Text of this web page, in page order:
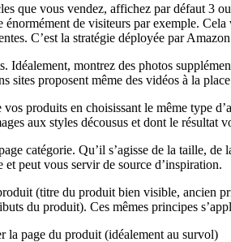
que vous vendez, affichez par défaut
de visiteurs par exemple.
C’est la stratégie déployée par
montrez des photos
sites proposent même des vidéos à la
produits en choisissant le même
aux styles décousus et dont le résultat
catégorie. Qu’il s’agisse de la taille,
peut vous servir de source d’inspiration.
(titre du produit bien visible, ancien
du produit). Ces mêmes principes
la page du produit (idéalement au survol)